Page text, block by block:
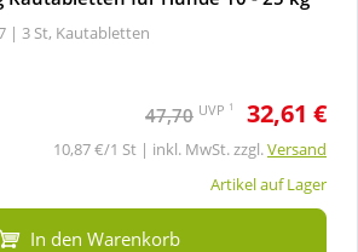
| 3 St, Kautabletten
47,70 UVP 1 32,61 €
10,87 €/1 St | inkl. MwSt. zzgl.Versand
Artikel auf Lager
In den Warenkorb